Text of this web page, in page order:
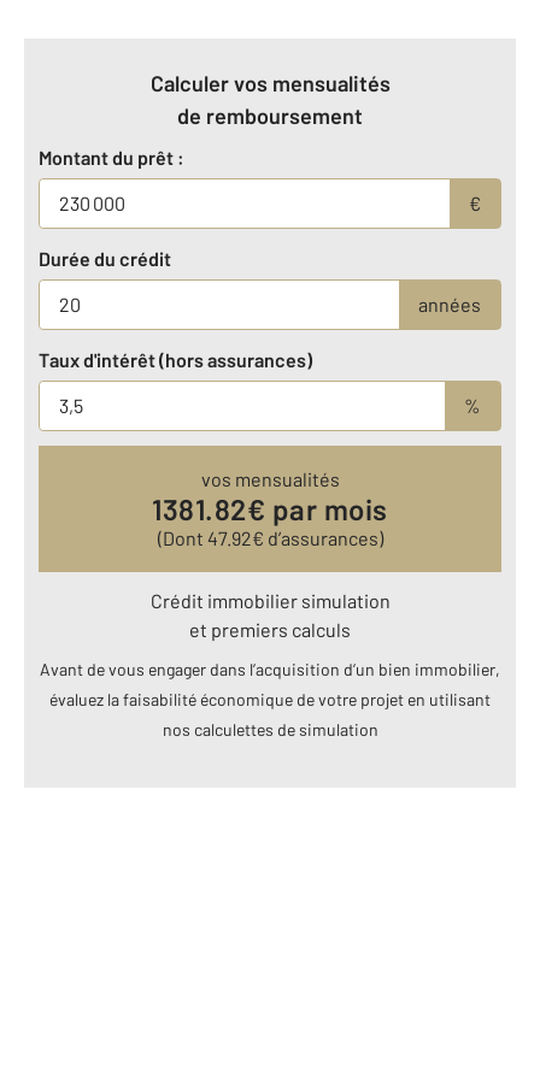
Calculer vos mensualités
de remboursement
Montant du prêt :
€
Durée du crédit
années
Taux d'intérêt (hors assurances)
%
vos mensualités
1381.82€ par mois
(Dont 47.92€ d’assurances)
Crédit immobilier simulation
et premiers calculs
Avant de vous engager dans l’acquisition d’un bien immobilier,
évaluez la faisabilité économique de votre projet en utilisant
nos calculettes de simulation